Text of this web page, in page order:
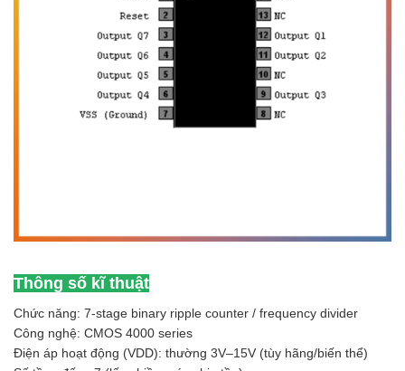
Thông số kĩ thuật
Chức năng: 7-stage binary ripple counter / frequency divider
Công nghệ: CMOS 4000 series
Điện áp hoạt động (VDD): thường 3V–15V (tùy hãng/biến thể)